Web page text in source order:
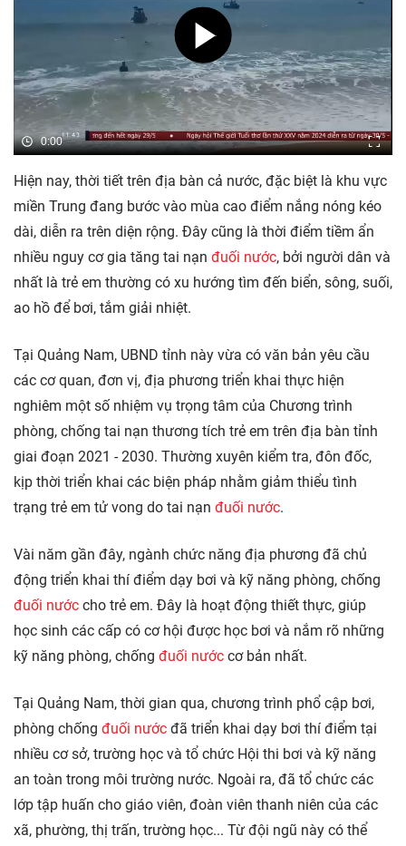
0:00
Hiện nay, thời tiết trên địa bàn cả nước, đặc biệt là khu vực
miền Trung đang bước vào mùa cao điểm nắng nóng kéo
dài, diễn ra trên diện rộng. Đây cũng là thời điểm tiềm ẩn
nhiều nguy cơ gia tăng tai nạn đuối nước, bởi người dân và
nhất là trẻ em thường có xu hướng tìm đến biển, sông, suối,
ao hồ để bơi, tắm giải nhiệt.
Tại Quảng Nam, UBND tỉnh này vừa có văn bản yêu cầu
các cơ quan, đơn vị, địa phương triển khai thực hiện
nghiêm một số nhiệm vụ trọng tâm của Chương trình
phòng, chống tai nạn thương tích trẻ em trên địa bàn tỉnh
giai đoạn 2021 - 2030. Thường xuyên kiểm tra, đôn đốc,
kịp thời triển khai các biện pháp nhằm giảm thiểu tình
trạng trẻ em tử vong do tai nạn đuối nước.
Vài năm gần đây, ngành chức năng địa phương đã chủ
động triển khai thí điểm dạy bơi và kỹ năng phòng, chống
đuối nước cho trẻ em. Đây là hoạt động thiết thực, giúp
học sinh các cấp có cơ hội được học bơi và nắm rõ những
kỹ năng phòng, chống đuối nước cơ bản nhất.
Tại Quảng Nam, thời gian qua, chương trình phổ cập bơi,
phòng chống đuối nước đã triển khai dạy bơi thí điểm tại
nhiều cơ sở, trường học và tổ chức Hội thi bơi và kỹ năng
an toàn trong môi trường nước. Ngoài ra, đã tổ chức các
lớp tập huấn cho giáo viên, đoàn viên thanh niên của các
xã, phường, thị trấn, trường học... Từ đội ngũ này có thể